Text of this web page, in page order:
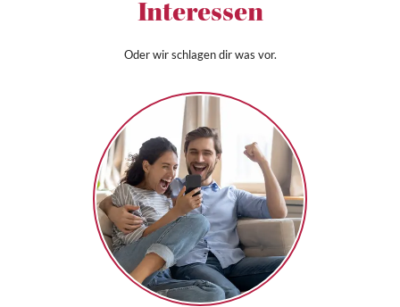
Interessen
Oder wir schlagen dir was vor.